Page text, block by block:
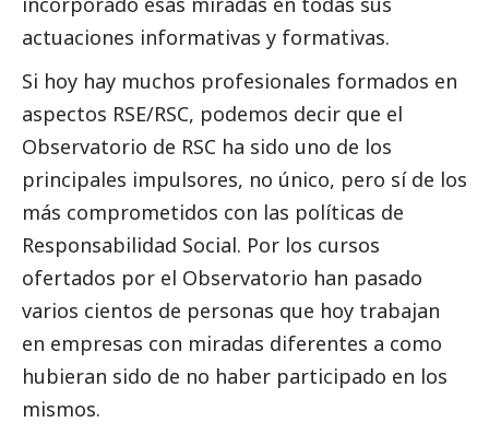
actuaciones informativas y formativas.
Si hoy hay muchos profesionales formados en
aspectos RSE/RSC, podemos decir que el
Observatorio de RSC ha sido uno de los
principales impulsores, no único, pero sí de los
más comprometidos con las políticas de
Responsabilidad Social. Por los cursos
ofertados por el Observatorio han pasado
varios cientos de personas que hoy trabajan
en empresas con miradas diferentes a como
hubieran sido de no haber participado en los
mismos.